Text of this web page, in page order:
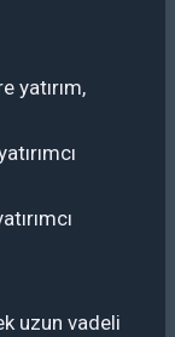
yatırım,
uzun vadeli